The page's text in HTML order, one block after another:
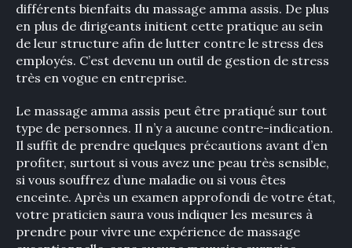
différents bienfaits du massage amma assis. De plus
en plus de dirigeants initient cette pratique au sein
de leur structure afin de lutter contre le stress des
employés. C’est devenu un outil de gestion de stress
très en vogue en entreprise.
Le massage amma assis peut être pratiqué sur tout
type de personnes. Il n’y a aucune contre-indication.
Il suffit de prendre quelques précautions avant d’en
profiter, surtout si vous avez une peau très sensible,
si vous souffrez d’une maladie ou si vous êtes
enceinte. Après un examen approfondi de votre état,
votre praticien saura vous indiquer les mesures à
prendre pour vivre une expérience de massage